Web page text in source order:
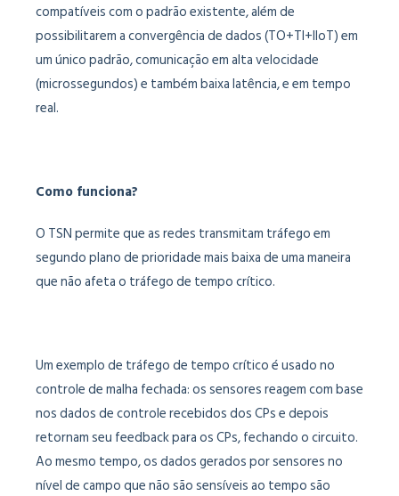
compatíveis com o padrão existente, além de
possibilitarem a convergência de dados (TO+TI+IIoT) em
um único padrão, comunicação em alta velocidade
(microssegundos) e também baixa latência, e em tempo
real.
Como funciona?
O TSN permite que as redes transmitam tráfego em
segundo plano de prioridade mais baixa de uma maneira
que não afeta o tráfego de tempo crítico.
Um exemplo de tráfego de tempo crítico é usado no
controle de malha fechada: os sensores reagem com base
nos dados de controle recebidos dos CPs e depois
retornam seu feedback para os CPs, fechando o circuito.
Ao mesmo tempo, os dados gerados por sensores no
nível de campo que não são sensíveis ao tempo são